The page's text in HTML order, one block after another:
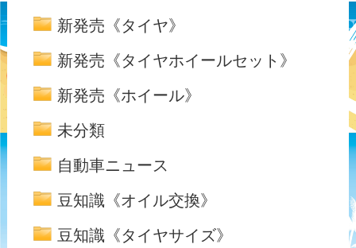
新発売《タイヤ》
新発売《タイヤホイールセット》
新発売《ホイール》
未分類
自動車ニュース
豆知識《オイル交換》
豆知識《タイヤサイズ》